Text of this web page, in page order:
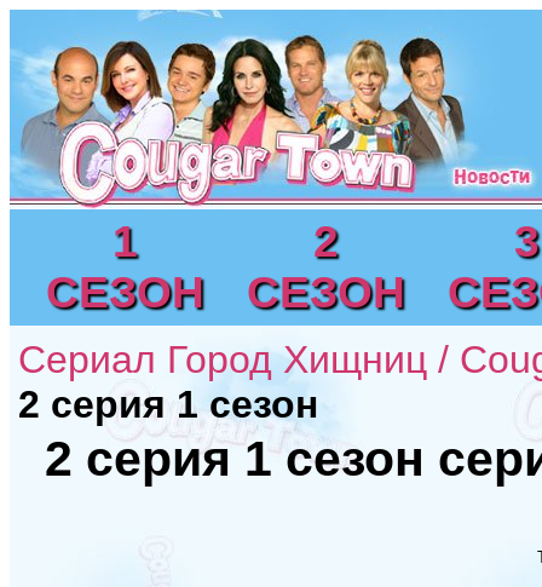
1
СЕЗОН
2
СЕЗОН
3
Сериал Город Хищниц /
2 серия 1 сезон
2 серия 1 сезон